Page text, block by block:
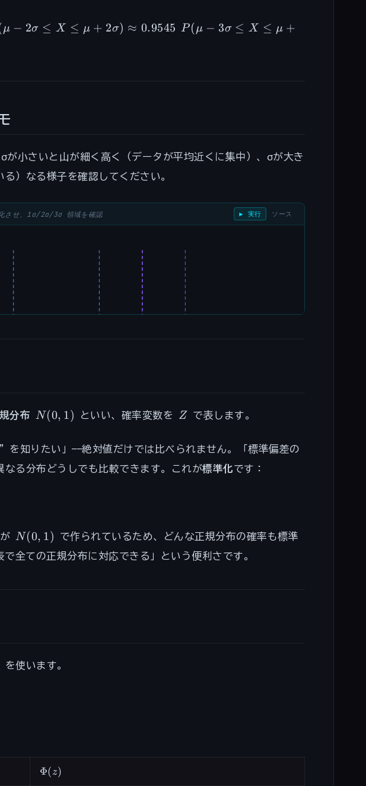
-
μ − 2σ ≤ X ≤ μ + 2σ) ≈ 0.9545 P(\mu -
3\sigma
P (μ − 3σ ≤ X ≤ μ +
が小さいと山が細く高く（データが平均近くに集中）、σが大き
）なる様子を確認してください。
させ、1σ/2σ/3σ 領域を確認 ▶ 実行 ソース
分布
N(0,
N(0, 1) といい、確率変数を Z
Z で表します。
を知りたい」——絶対値だけでは比べられません。「標準偏差の
る分布どうしでも比較できます。これが標準化です：
N(0,1)
N (0, 1)
で作られているため、どんな正規分布の確率も標準
全ての正規分布に対応できる」という便利さです。
を使います。
\Phi(z)
Φ(z)